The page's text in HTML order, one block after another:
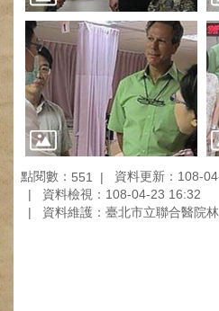
醫
南
臺
灣
中
醫
國
際
點閱數： 551
資料更新：108-
資料檢視：108-04-23 16:32
資料維護：臺北市立聯合醫院